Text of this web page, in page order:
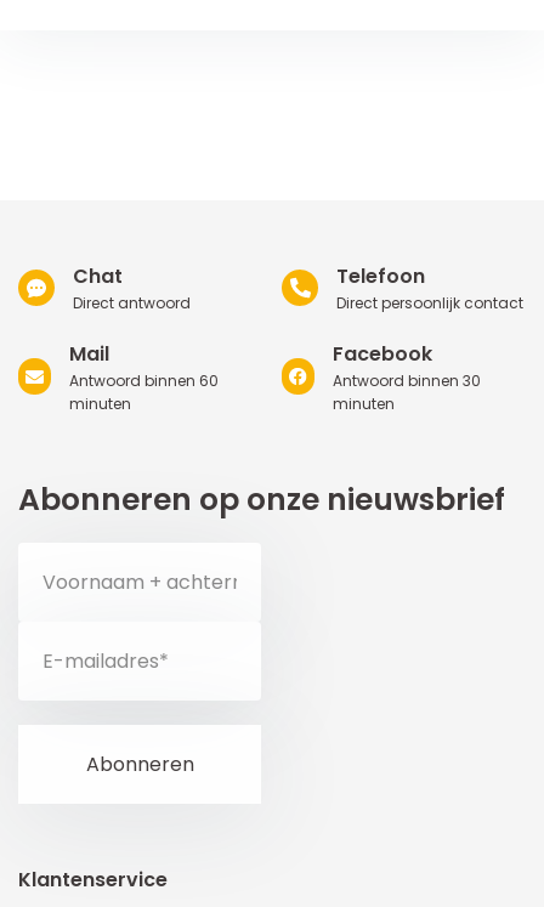
Chat
Direct antwoord
Telefoon
Direct persoonlijk contact
Mail
Antwoord binnen 60
minuten
Facebook
Antwoord binnen 30
minuten
Abonneren op onze nieuwsbrief
Klantenservice